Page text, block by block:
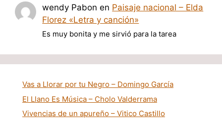
wendy Pabon en Paisaje nacional – Elda
Florez «Letra y canción»
Es muy bonita y me sirvió para la tarea
Vas a Llorar por tu Negro – Domingo García
El Llano Es Música – Cholo Valderrama
Vivencias de un apureño – Vitico Castillo